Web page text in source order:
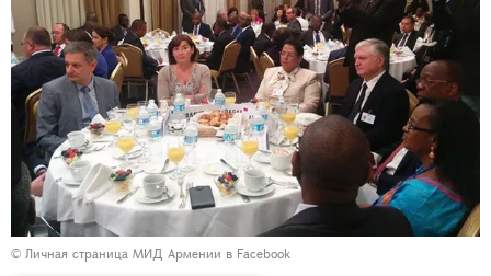
© Личная страница МИД Армении в Facebook